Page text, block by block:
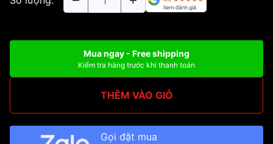
Mua ngay - Free shipping
Kiểm tra hàng trước khi thanh toán
THÊM VÀO GIỎ
Gọi đặt mua